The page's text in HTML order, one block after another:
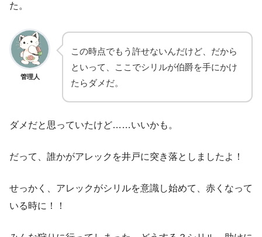
た。
管理人
この時点でもう許せないんだけど、だから
といって、ここでシリルが伯爵を手にかけ
たらダメだ。
ダメだと思っていたけど……いいかも。
だって、誰かがアレックを井戸に突き落としましたよ！
せっかく、アレックがシリルを意識し始めて、赤くなって
いる時に！！